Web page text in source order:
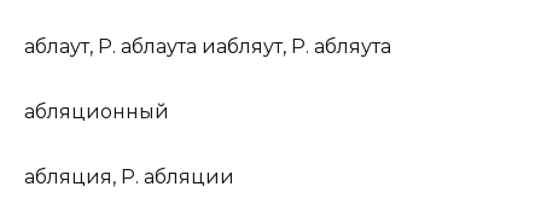
аблаут, Р. аблаута иабляут, Р. абляута
абляционный
абляция, Р. абляции